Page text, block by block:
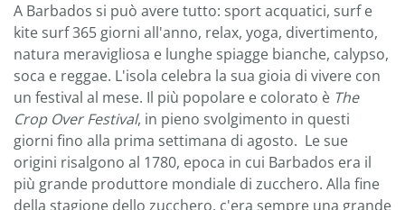
A Barbados si può avere tutto: sport acquatici, surf e
kite surf 365 giorni all'anno, relax, yoga, divertimento,
natura meravigliosa e lunghe spiagge bianche, calypso,
soca e reggae. L'isola celebra la sua gioia di vivere con
un festival al mese. Il più popolare e colorato è The
Crop Over Festival, in pieno svolgimento in questi
giorni fino alla prima settimana di agosto. Le sue
origini risalgono al 1780, epoca in cui Barbados era il
più grande produttore mondiale di zucchero. Alla fine
della stagione dello zucchero, c'era sempre una grande